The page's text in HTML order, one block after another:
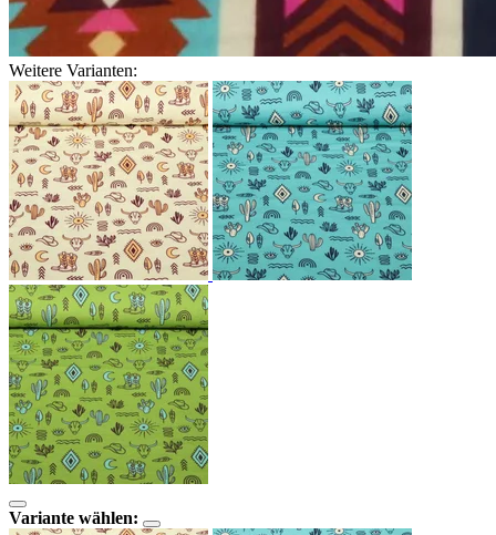
Weitere Varianten:
Variante wählen: